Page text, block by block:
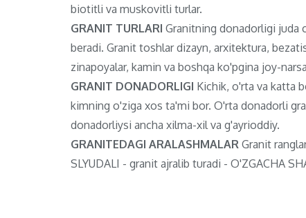
biotitli va muskovitli turlar.
GRANIT TURLARI Granitning donadorligi juda
beradi. Granit toshlar dizayn, arxitektura,
zinapoyalar, kamin va boshqa ko'pgina joy-
GRANIT DONADORLIGI Kichik, o'rta va katta
kimning o'ziga xos ta'mi bor. O'rta donadorli
donadorliysi ancha xilma-xil va g'ayrioddiy.
GRANITEDAGI ARALASHMALAR Granit
SLYUDALI - granit ajralib turadi - O'ZGACHA